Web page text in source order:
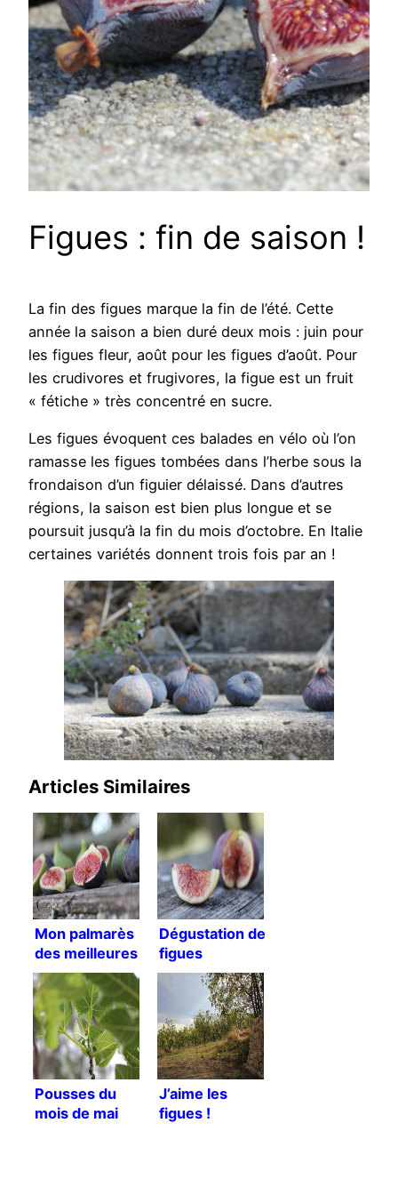
Figues : fin de saison !
La fin des figues marque la fin de l’été. Cette
année la saison a bien duré deux mois : juin pour
les figues fleur, août pour les figues d’août. Pour
les crudivores et frugivores, la figue est un fruit
« fétiche » très concentré en sucre.
Les figues évoquent ces balades en vélo où l’on
ramasse les figues tombées dans l’herbe sous la
frondaison d’un figuier délaissé. Dans d’autres
régions, la saison est bien plus longue et se
poursuit jusqu’à la fin du mois d’octobre. En Italie
certaines variétés donnent trois fois par an !
Articles Similaires
Mon palmarès
des meilleures
figues de l’été
2015 !
Dégustation de
figues
Pousses du
mois de mai
J’aime les
figues !